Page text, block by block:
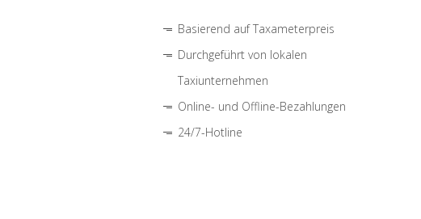
Basierend auf Taxameterpreis
Durchgeführt von lokalen
Taxiunternehmen
Online- und Offline-Bezahlungen
24/7-Hotline